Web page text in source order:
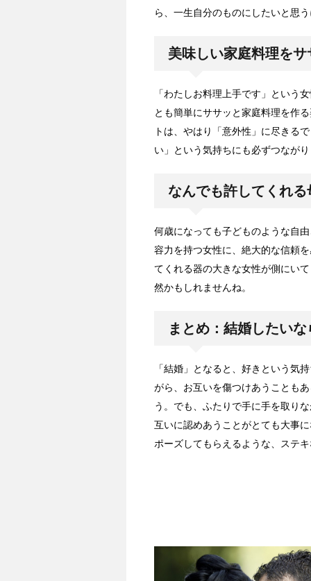
ら、一生自分のものにしたいと思
美味しい家庭料理を
「わたしお料理上手です」という
とも簡単にササッと家庭料理を作
トは、やはり「意外性」に尽きる
い」という気持ちにも必ずつなが
なんでも許してくれ
何歳になっても子どものような自
容力を持つ女性に、絶大的な信頼
てくれる器の大きな女性が側にい
然かもしれませんね。
まとめ：結婚したいな
「結婚」となると、好きという気
がら、お互いを傷つけあうことも
う。でも、ふたりで手に手を取り
互いに認めあうことがとても大事
ポーズしてもらえるような、ステ